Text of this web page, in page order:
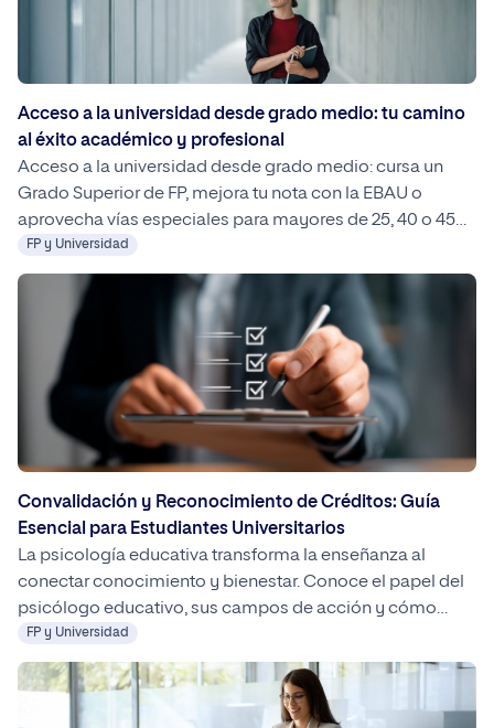
Acceso a la universidad desde grado medio: tu camino
al éxito académico y profesional
Acceso a la universidad desde grado medio: cursa un
Grado Superior de FP, mejora tu nota con la EBAU o
aprovecha vías especiales para mayores de 25, 40 o 45
años. Con planificación, convalidaciones y orientación, tu
transición a estudios universitarios es posible y flexible,
incluyendo opciones 100 % online como las de UNIPRO.
FP y Universidad
Convalidación y Reconocimiento de Créditos: Guía
Esencial para Estudiantes Universitarios
La psicología educativa transforma la enseñanza al
conectar conocimiento y bienestar. Conoce el papel del
psicólogo educativo, sus campos de acción y cómo
formarte en UNIPRO para impulsar una educación más
humana y efectiva.
FP y Universidad